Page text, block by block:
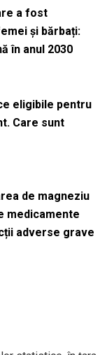
a fost
și bărbați:
în anul 2030
eligibile pentru
Care sunt
de magneziu
medicamente
adverse grave